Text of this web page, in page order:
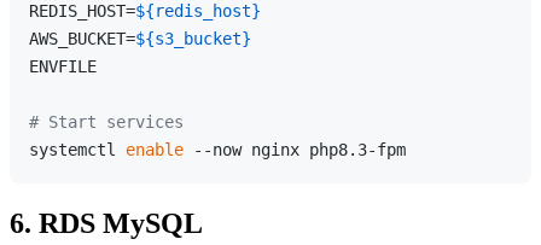
REDIS_HOST=${redis_host}
AWS_BUCKET=${s3_bucket}
ENVFILE
# Start services
systemctl enable
6. RDS MySQL